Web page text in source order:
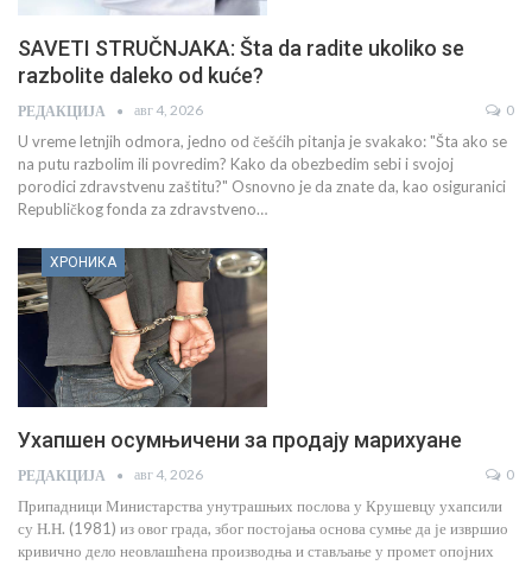
SAVETI STRUČNJAKA: Šta da radite ukoliko se
razbolite daleko od kuće?
РЕДАКЦИЈА авг 4, 2026 0
U vreme letnjih odmora, jedno od češćih pitanja je svakako: "Šta ako se
na putu razbolim ili povredim? Kako da obezbedim sebi i svojoj
porodici zdravstvenu zaštitu?" Osnovno je da znate da, kao osiguranici
Republičkog fonda za zdravstveno…
ХРОНИКА
Ухапшен осумњичени за продају марихуане
РЕДАКЦИЈА авг 4, 2026 0
Припадници Министарства унутрашњих послова у Крушевцу ухапсили
су Н.Н. (1981) из овог града, због постојања основа сумње да је извршио
кривично дело неовлашћена производња и стављање у промет опојних